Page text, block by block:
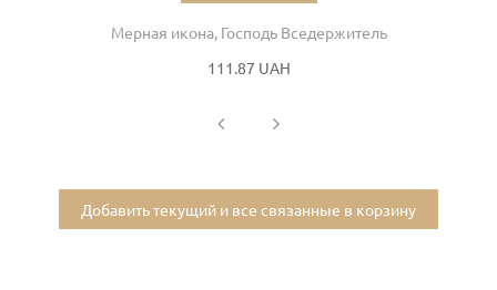
Мерная икона, Господь Вседержитель
111.87 UAH
Добавить текущий и все связанные в корзину